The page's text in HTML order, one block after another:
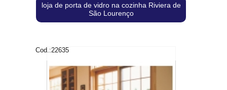
loja de porta de vidro na cozinha Riviera de
São Lourenço
Cod.:22635